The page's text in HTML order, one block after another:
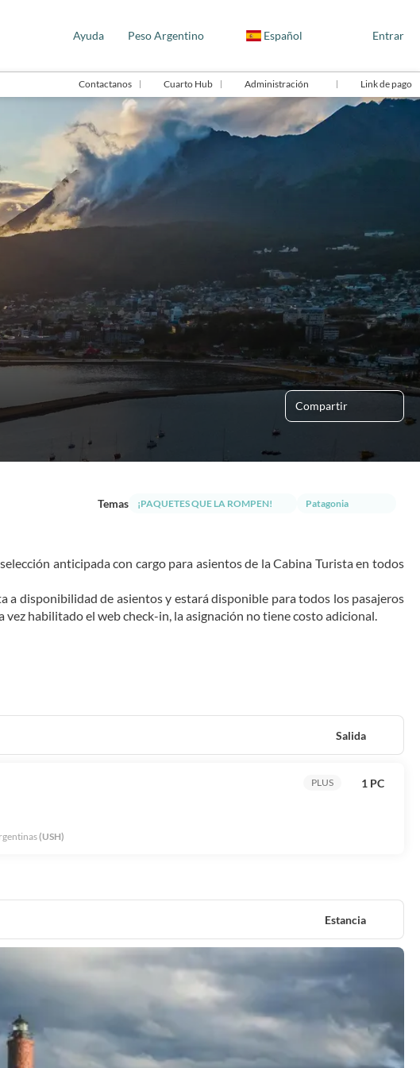
Ayuda Peso Argentino Español Entrar
Contactanos Cuarto Hub Administración Link de pago
Compartir
Temas ¡PAQUETES QUE LA ROMPEN! Patagonia
anticipada con cargo para asientos de la Cabina Turista en todos
a disponibilidad de asientos y estará disponible para todos los pasajeros
vez habilitado el web check-in, la asignación no tiene costo adicional.
Salida
(USH)
PLUS 1 PC
Estancia